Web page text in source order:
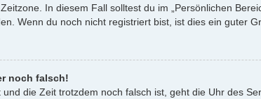
In diesem Fall solltest du im „Persönlichen
Wenn du noch nicht registriert bist, ist dies ein guter
noch falsch!
die Zeit trotzdem noch falsch ist, geht die Uhr des